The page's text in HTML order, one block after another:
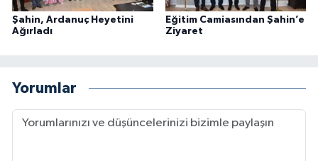
Şahin, Ardanuç Heyetini
Ağırladı
Eğitim Camiasından Şahin’e
Ziyaret
Yorumlar